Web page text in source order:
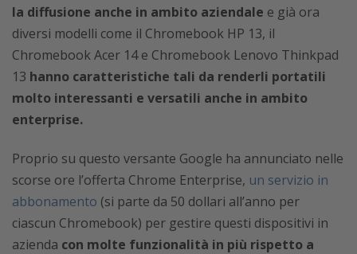
la diffusione anche in ambito aziendale e già ora
diversi modelli come il Chromebook HP 13, il
Chromebook Acer 14 e Chromebook Lenovo Thinkpad
13 hanno caratteristiche tali da renderli portatili
molto interessanti e versatili anche in ambito
enterprise.
Proprio su questo versante Google ha annunciato nelle
scorse ore l’offerta Chrome Enterprise, un servizio in
abbonamento (si parte da 50 dollari all’anno per
ciascun Chromebook) per gestire questi dispositivi in
azienda con molte funzionalità in più rispetto a